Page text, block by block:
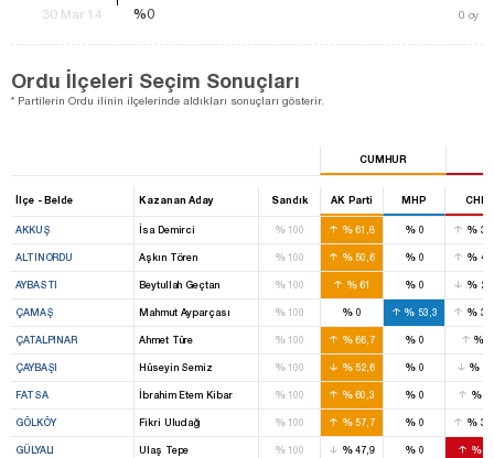
30 Mar 14 %0 0 oy
%0
Ordu İlçeleri Seçim Sonuçları
* Partilerin Ordu ilinin ilçelerinde aldıkları sonuçları gösterir.
CUMHUR
İlçe - Belde Kazanan Aday Sandık AK Parti MHP CHP
AKKUŞ İsa Demirci %100 %61,8 %0 %
ALTINORDU Aşkın Tören %100 %50,6 %0 %
AYBASTI Beytullah Geçtan %100 %61 %0 %
ÇAMAŞ Mahmut Ayparçası %100 % 0 % 53,3 %
ÇATALPINAR Ahmet Türe %100 %66,7 %0 %
ÇAYBAŞI Hüseyin Semiz %100 %52,6 %0 %
FATSA İbrahim Etem Kibar %100 %60,3 %0 %
GÖLKÖY Fikri Uludağ %100 %57,7 %0 %
GÜLYALI Ulaş Tepe %100 %47,9 %0 %